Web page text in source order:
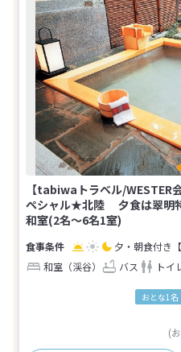
【tabiwaトラベル/
ペシャル★北陸 夕食は翠明
和室(2名～6名1室)
夕・朝食付き
和室（渓谷）
バス トイ
おとな1名
(